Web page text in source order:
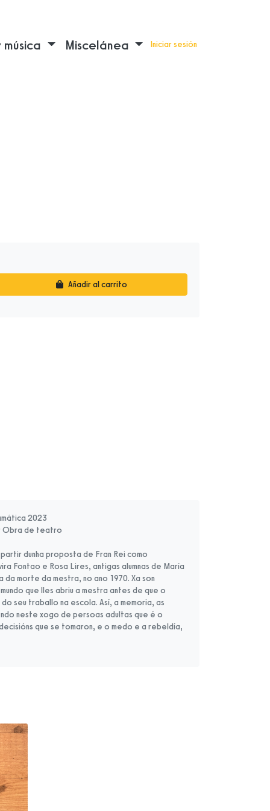
Miscelánea Iniciar sesión
Añadir al carrito
2023
Obra de teatro
dunha proposta de Fran Rei como
Fontao e Rosa Lires, antigas alumnas de María
morte da mestra, no ano 1970. Xa son
que lles abriu a mestra antes de que o
seu traballo na escola. Así, a memoria, as
neste xogo de persoas adultas que é o
que se tomaron, e o medo e a rebeldía,